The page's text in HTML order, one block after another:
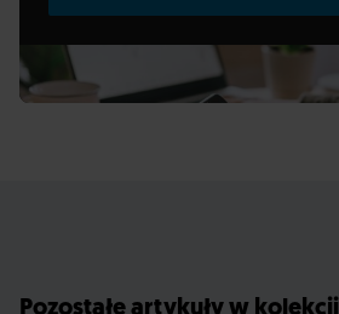
Pozostałe artykuły w kolekcji